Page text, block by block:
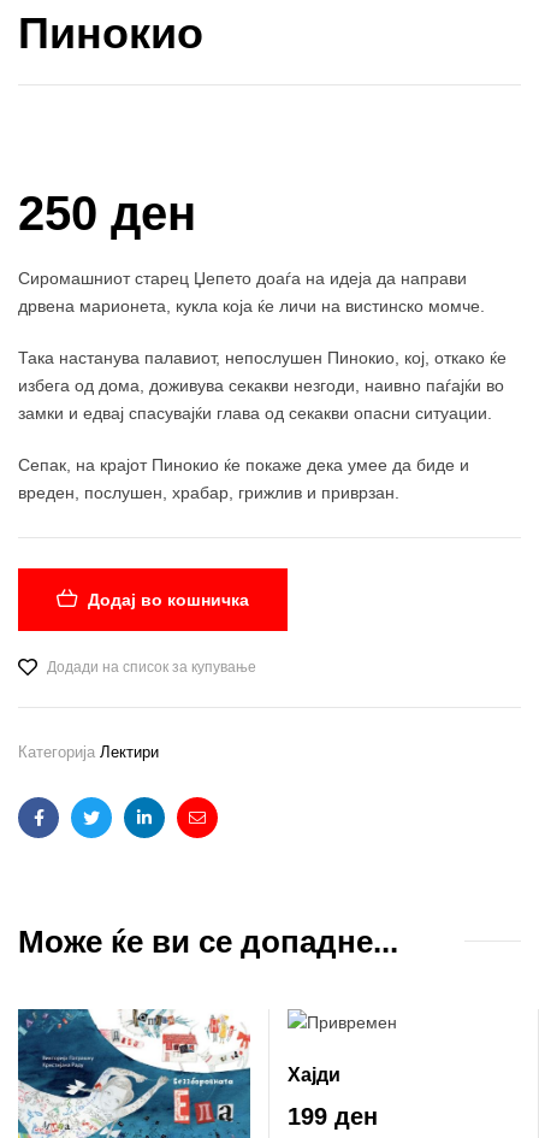
Пинокио
250 ден
Сиромашниот старец Џепето доаѓа на идеја да направи
дрвена марионета, кукла која ќе личи на вистинско момче.
Така настанува палавиот, непослушен Пинокио, кој, откако ќе
избега од дома, доживува секакви незгоди, наивно паѓајќи во
замки и едвај спасувајќи глава од секакви опасни ситуации.
Сепак, на крајот Пинокио ќе покаже дека умее да биде и
вреден, послушен, храбар, грижлив и приврзан.
Додај во кошничка
Додади на список за купување
Категорија Лектири
FacebookTwitterLinkedinEmail
Може ќе ви се допадне...
Хајди
199 ден